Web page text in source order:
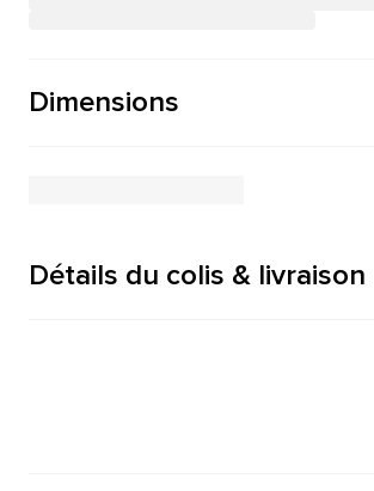
Dimensions
Détails du colis & livraison